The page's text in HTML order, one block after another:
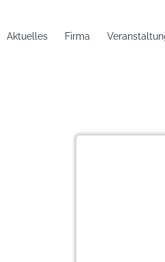
Aktuelles Firma